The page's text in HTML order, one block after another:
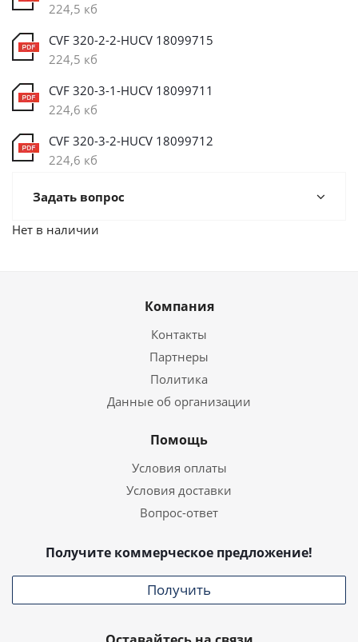
224,5 кб
CVF 320-2-2-HUCV 18099715
224,5 кб
CVF 320-3-1-HUCV 18099711
224,6 кб
CVF 320-3-2-HUCV 18099712
224,6 кб
Задать вопрос
Нет в наличии
Компания
Контакты
Партнеры
Политика
Данные об организации
Помощь
Условия оплаты
Условия доставки
Вопрос-ответ
Получите коммерческое предложение!
Получить